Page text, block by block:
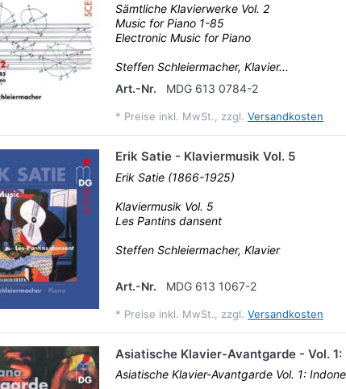
Sämtliche Klavierwerke Vol. 2
Music for Piano 1-85
Electronic Music for Piano
Steffen Schleiermacher, Klavier...
Art.-Nr.
MDG 613 0784-2
* Preise inkl. MwSt., zzgl. Versandkosten
Erik Satie - Klaviermusik Vol. 5
Erik Satie (1866-1925)
Klaviermusik Vol. 5
Les Pantins dansent
Steffen Schleiermacher, Klavier
Art.-Nr. MDG 613 1067-2
* Preise inkl. MwSt., zzgl. Versandkosten
Asiatische Klavier-Avantgarde - Vol. 1:
Asiatische Klavier-Avantgarde Vol. 1: